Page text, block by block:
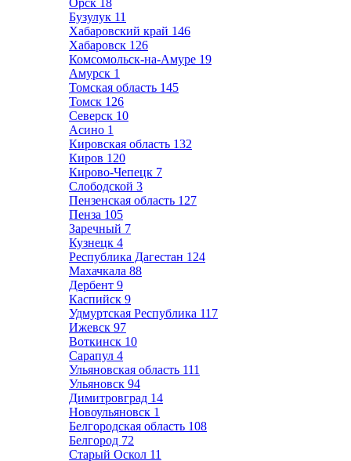
Орск 18
Бузулук 11
Хабаровский край 146
Хабаровск 126
Комсомольск-на-Амуре 19
Амурск 1
Томская область 145
Томск 126
Северск 10
Асино 1
Кировская область 132
Киров 120
Кирово-Чепецк 7
Слободской 3
Пензенская область 127
Пенза 105
Заречный 7
Кузнецк 4
Республика Дагестан 124
Махачкала 88
Дербент 9
Каспийск 9
Удмуртская Республика 117
Ижевск 97
Воткинск 10
Сарапул 4
Ульяновская область 111
Ульяновск 94
Димитровград 14
Новоульяновск 1
Белгородская область 108
Белгород 72
Старый Оскол 11